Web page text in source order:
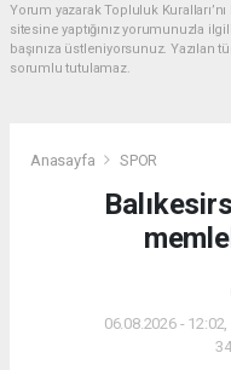
Yorum yazarak Topluluk
sitesine yaptığınız yorumunuzla
başınıza üstleniyorsunuz.
sorumlu tutulamaz.
Anasayfa SPOR
06.08.2026 -